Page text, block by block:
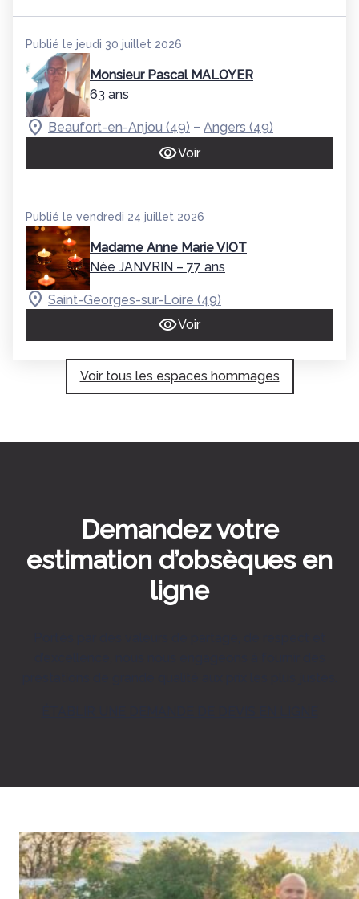
Publié le jeudi 30 juillet 2026
Monsieur Pascal MALOYER
63 ans
Beaufort-en-Anjou (49) – Angers (49)
Voir
Publié le vendredi 24 juillet 2026
Madame Anne Marie VIOT
Née JANVRIN – 77 ans
Saint-Georges-sur-Loire (49)
Voir
Voir tous les espaces hommages
Demandez votre
estimation d’obsèques en
ligne